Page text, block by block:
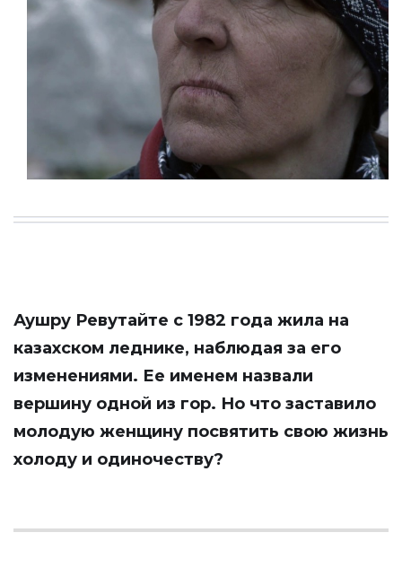
Аушру Ревутайте с 1982 года жила на
казахском леднике, наблюдая за его
изменениями. Ее именем назвали
вершину одной из гор. Но что заставило
молодую женщину посвятить свою жизнь
холоду и одиночеству?